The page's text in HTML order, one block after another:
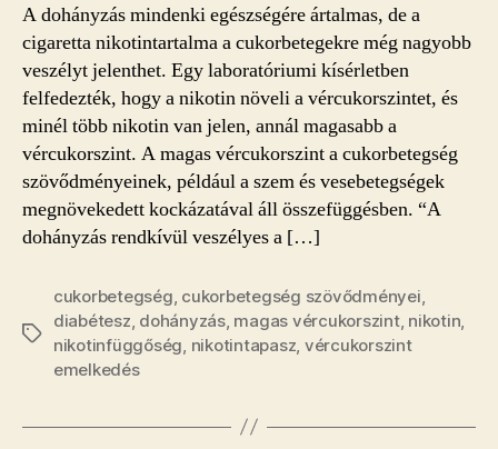
bejegyzéshez
A dohányzás mindenki egészségére ártalmas, de a
cigaretta nikotintartalma a cukorbetegekre még nagyobb
veszélyt jelenthet. Egy laboratóriumi kísérletben
felfedezték, hogy a nikotin növeli a vércukorszintet, és
minél több nikotin van jelen, annál magasabb a
vércukorszint. A magas vércukorszint a cukorbetegség
szövődményeinek, például a szem és vesebetegségek
megnövekedett kockázatával áll összefüggésben. “A
dohányzás rendkívül veszélyes a […]
Címkék
cukorbetegség cukorbetegség szövődményei
diabétesz dohányzás, magas vércukorszint, nikotin
nikotinfüggőség nikotintapasz vércukorszint
emelkedés